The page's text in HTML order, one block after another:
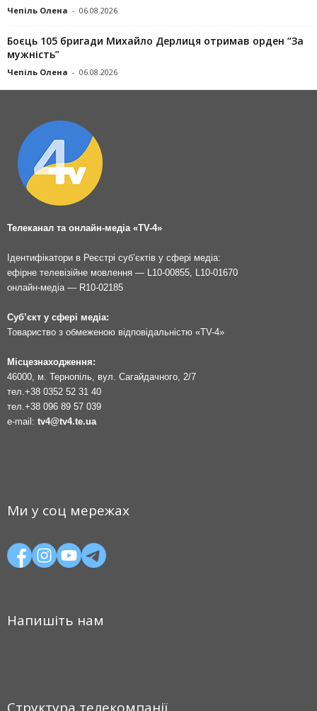
Чепіль Олена - 06.08.2026
Боєць 105 бригади Михайло Дерлиця отримав орден “За
мужність”
Чепіль Олена - 06.08.2026
Телеканал та онлайн-медіа «TV-4»
Ідентифікатори в Реєстрі суб’єктів у сфері медіа:
ефірне телевізійне мовлення — L10-00855, L10-01670
онлайн-медіа — R10-02185
Суб’єкт у сфері медіа:
Товариство з обмеженою відповідальністю «TV-4»
Місцезнаходження:
46000, м. Тернопіль, вул. Сагайдачного, 2/7
тел. +38 0352 52 31 40
тел. +38 096 89 57 039
e-mail: tv4@tv4.te.ua
Ми у соц мережах
Напишіть нам